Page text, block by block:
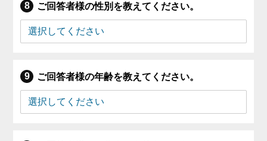
ご回答者様の性別を教えてください。
ご回答者様の年齢を教えてください。